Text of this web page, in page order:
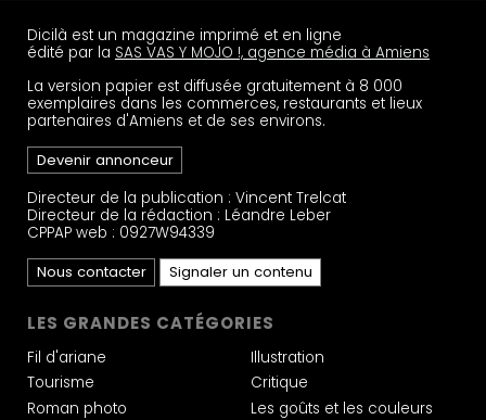
Dicilà est un magazine imprimé et en ligne
édité par la SAS VAS Y MOJO !, agence média à Amiens
La version papier est diffusée gratuitement à 8 000
exemplaires dans les commerces, restaurants et lieux
partenaires d'Amiens et de ses environs.
Devenir annonceur
Directeur de la publication : Vincent Trelcat
Directeur de la rédaction : Léandre Leber
CPPAP web : 0927W94339
Nous contacter
Signaler un contenu
LES GRANDES CATÉGORIES
Fil d'ariane
Tourisme
Roman photo
Illustration
Critique
Les goûts et les couleurs